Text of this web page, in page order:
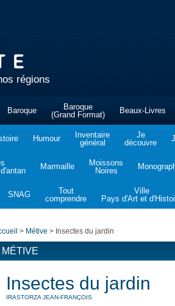
régions
Baroque
Baroque
(Grand Format)
Beaux-Livres
Humour
Inventaire
général
Je
découvre
Marmaille
Moissons
Noires
SNAG
Tout
comprendre
Ville
Pays d'Art et
> Métive > Insectes du jardin
MÉTIVE
Insectes du jardin
IRASTORZA JEAN-FRANÇOIS